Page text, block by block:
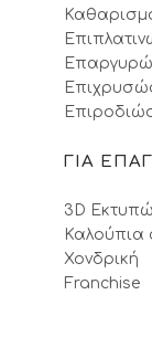
ΓΙΑ
3D
Καλούπια
Χονδρική
Franchise